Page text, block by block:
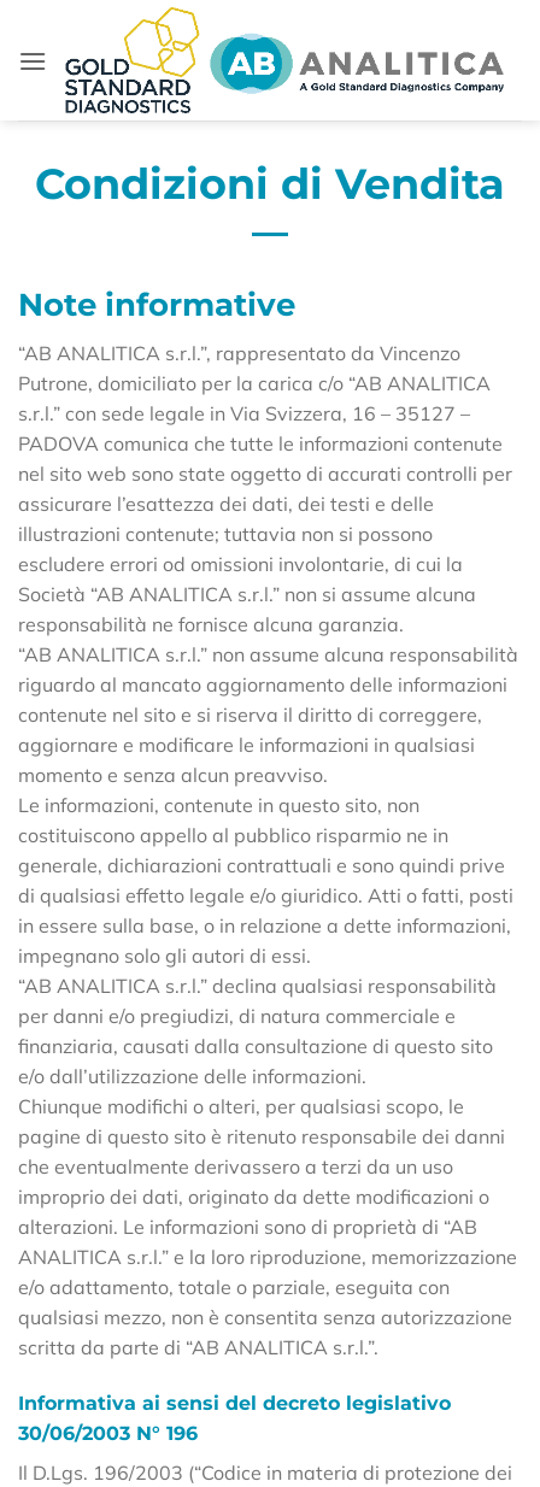
contenuti
Condizioni di Vendita
Note informative
“AB ANALITICA s.r.l.”, rappresentato da Vincenzo
Putrone, domiciliato per la carica c/o “AB ANALITICA
s.r.l.” con sede legale in Via Svizzera, 16 – 35127 –
PADOVA comunica che tutte le informazioni contenute
nel sito web sono state oggetto di accurati controlli per
assicurare l’esattezza dei dati, dei testi e delle
illustrazioni contenute; tuttavia non si possono
escludere errori od omissioni involontarie, di cui la
Società “AB ANALITICA s.r.l.” non si assume alcuna
responsabilità ne fornisce alcuna garanzia.
“AB ANALITICA s.r.l.” non assume alcuna responsabilità
riguardo al mancato aggiornamento delle informazioni
contenute nel sito e si riserva il diritto di correggere,
aggiornare e modificare le informazioni in qualsiasi
momento e senza alcun preavviso.
Le informazioni, contenute in questo sito, non
costituiscono appello al pubblico risparmio ne in
generale, dichiarazioni contrattuali e sono quindi prive
di qualsiasi effetto legale e/o giuridico. Atti o fatti, posti
in essere sulla base, o in relazione a dette informazioni,
impegnano solo gli autori di essi.
“AB ANALITICA s.r.l.” declina qualsiasi responsabilità
per danni e/o pregiudizi, di natura commerciale e
finanziaria, causati dalla consultazione di questo sito
e/o dall’utilizzazione delle informazioni.
Chiunque modifichi o alteri, per qualsiasi scopo, le
pagine di questo sito è ritenuto responsabile dei danni
che eventualmente derivassero a terzi da un uso
improprio dei dati, originato da dette modificazioni o
alterazioni. Le informazioni sono di proprietà di “AB
ANALITICA s.r.l.” e la loro riproduzione, memorizzazione
e/o adattamento, totale o parziale, eseguita con
qualsiasi mezzo, non è consentita senza autorizzazione
scritta da parte di “AB ANALITICA s.r.l.”.
Informativa ai sensi del decreto legislativo
30/06/2003 N° 196
Il D.Lgs. 196/2003 (“Codice in materia di protezione dei